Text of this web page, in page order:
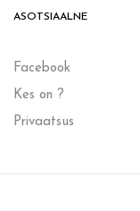
ASOTSIAALNE
Facebook
Kes on ?
Privaatsus